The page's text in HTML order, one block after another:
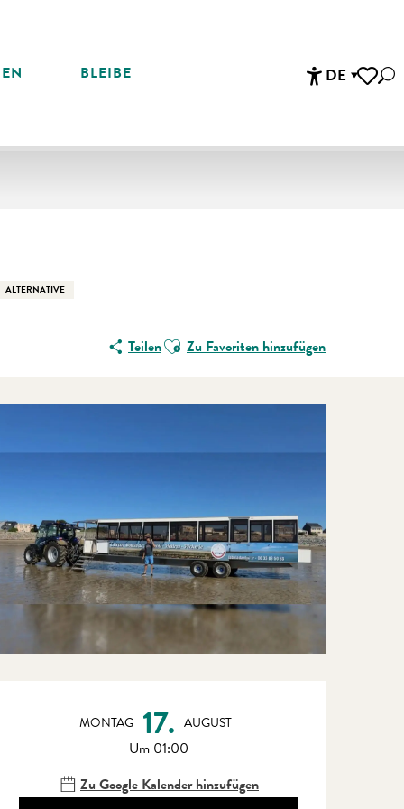
DE
BLEIBE
ALTERNATIVE
TeilenAjouter aux favoris
Zu Favoriten hinzufügen
Öffnungszeiten &
MONTAG 17. AUGUST
Um 01:00
Zu Google Kalender hinzufügen